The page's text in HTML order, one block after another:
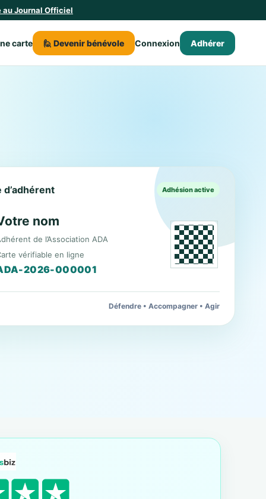
Journal Officiel
carte 🙋 Devenir bénévole Connexion Adhérer
Adhésion active
nom
de l’Association ADA
vérifiable en ligne
2026-000001
Défendre • Accompagner • Agir